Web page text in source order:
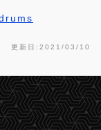
更新日:2021/03/10